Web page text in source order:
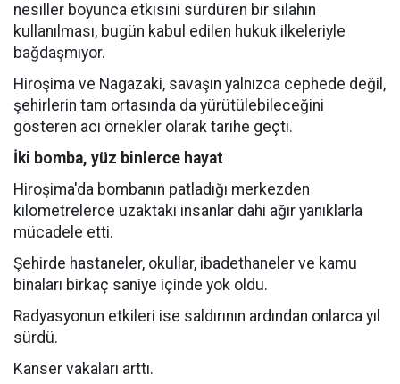
nesiller boyunca etkisini sürdüren bir silahın
kullanılması, bugün kabul edilen hukuk ilkeleriyle
bağdaşmıyor.
Hiroşima ve Nagazaki, savaşın yalnızca cephede değil,
şehirlerin tam ortasında da yürütülebileceğini
gösteren acı örnekler olarak tarihe geçti.
İki bomba, yüz binlerce hayat
Hiroşima'da bombanın patladığı merkezden
kilometrelerce uzaktaki insanlar dahi ağır yanıklarla
mücadele etti.
Şehirde hastaneler, okullar, ibadethaneler ve kamu
binaları birkaç saniye içinde yok oldu.
Radyasyonun etkileri ise saldırının ardından onlarca yıl
sürdü.
Kanser vakaları arttı.